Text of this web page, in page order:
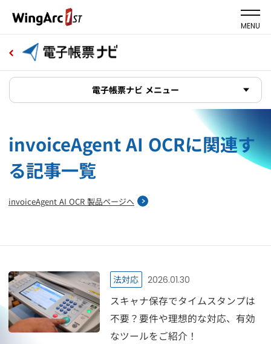
MENU
電子帳票ナビ メニュー
invoiceAgent AI OCRに関連す
る記事一覧
invoiceAgent AI OCR 製品ページへ
法対応 2026.01.30
スキャナ保存でタイムスタンプは
不要？要件や理想的な対応、有効
なツールをご紹介！